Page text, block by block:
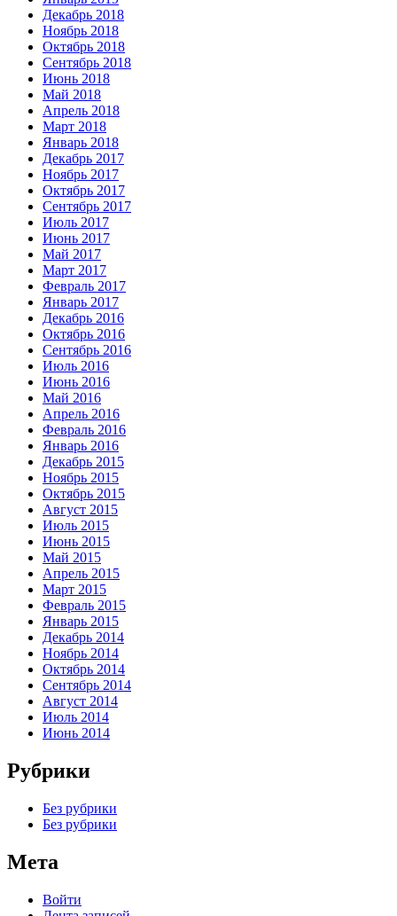
Декабрь 2018
Ноябрь 2018
Октябрь 2018
Сентябрь 2018
Июнь 2018
Май 2018
Апрель 2018
Март 2018
Январь 2018
Декабрь 2017
Ноябрь 2017
Октябрь 2017
Сентябрь 2017
Июль 2017
Июнь 2017
Май 2017
Март 2017
Февраль 2017
Январь 2017
Декабрь 2016
Октябрь 2016
Сентябрь 2016
Июль 2016
Июнь 2016
Май 2016
Апрель 2016
Февраль 2016
Январь 2016
Декабрь 2015
Ноябрь 2015
Октябрь 2015
Август 2015
Июль 2015
Июнь 2015
Май 2015
Апрель 2015
Март 2015
Февраль 2015
Январь 2015
Декабрь 2014
Ноябрь 2014
Октябрь 2014
Сентябрь 2014
Август 2014
Июль 2014
Июнь 2014
Рубрики
Без рубрики
Без рубрики
Мета
Войти